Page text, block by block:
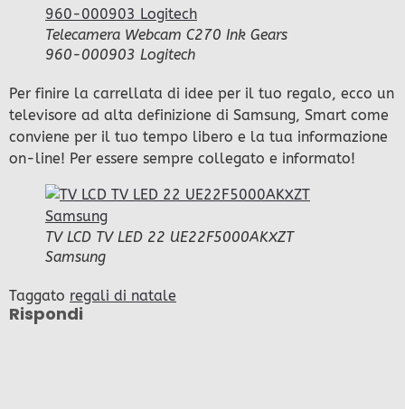
Telecamera Webcam C270 Ink Gears
960-000903 Logitech
Per finire la carrellata di idee per il tuo regalo, ecco un
televisore ad alta definizione di Samsung, Smart come
conviene per il tuo tempo libero e la tua informazione
on-line! Per essere sempre collegato e informato!
TV LCD TV LED 22 UE22F5000AKXZT
Samsung
Taggato regali di natale
Rispondi